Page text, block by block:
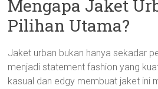
Mengapa Jaket
Pilihan Utama?
Jaket urban bukan hanya sekadar
menjadi statement fashion yang
kasual dan edgy membuat jaket ini